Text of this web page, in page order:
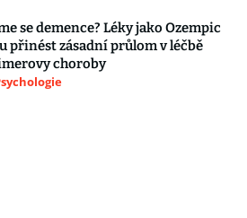
se demence? Léky jako Ozempic
přinést zásadní průlom v léčbě
choroby